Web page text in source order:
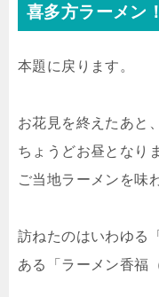
喜多方ラーメン！
本題に戻ります。
お花見を終えたあと、
ちょうどお昼となり
ご当地ラーメンを味
訪ねたのはいわゆる
ある「ラーメン香福